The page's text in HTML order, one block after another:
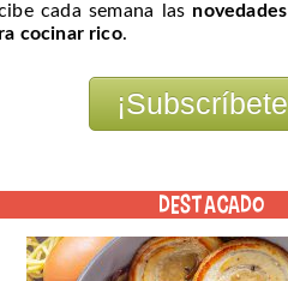
cada semana las novedades
cocinar rico.
DESTACADO